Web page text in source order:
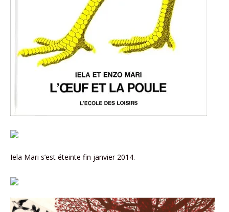
Iela Mari s’est éteinte fin janvier 2014.